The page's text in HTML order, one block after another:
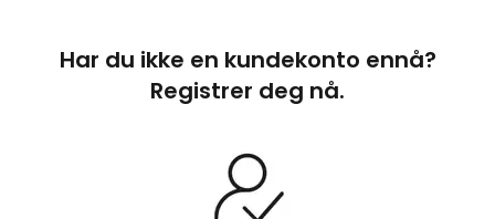
Har du ikke en kundekonto ennå?
Registrer deg nå.